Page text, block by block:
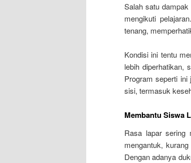
Salah satu
mengikuti
tenang,
Kondisi ini tentu
lebih diperhatikan,
Program seperti ini
sisi, termasuk
Membantu Siswa
Rasa lapar sering
mengantuk,
Dengan adanya